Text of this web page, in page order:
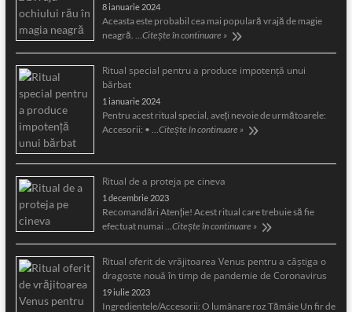
8 ianuarie 2024
Aceasta este probabil cea mai populară vrajă de magie
neagră. … Citește în continuare »
Ritual special pentru a produce impotență unui
bărbat
1 ianuarie 2024
Pentru acest ritual special, aveți nevoie de următoarele:
Accesorii: • … Citește în continuare »
Ritual de a proteja pe cineva
1 decembrie 2023
Recomandări Atenție! Acest ritual care trebuie să fie
efectuat numai … Citește în continuare »
Ritual oferit de vrăjitoarea Venus pentru a câştiga o
dragoste nouă în timp de pandemie de Coronavirus
19 iulie 2023
Ingredientele/Accesorii: O lumânare roz Tămâie Un fir de